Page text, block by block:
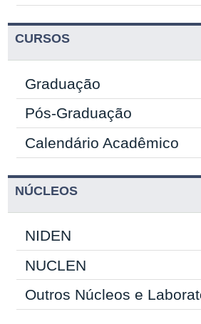
CURSOS
Graduação
Pós-Graduação
Calendário Acadêmico
NÚCLEOS
NIDEN
NUCLEN
Outros Núcleos e